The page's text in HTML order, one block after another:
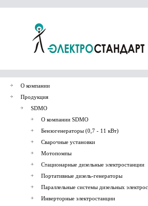
О компании
Продукция
SDMO
О компании SDMO
Бензогенераторы (0,7 - 11 кВт)
Сварочные установки
Мотопомпы
Стационарные дизельные электростанции
Портативные дизель-генераторы
Параллельные системы дизельных
Инверторные электростанции